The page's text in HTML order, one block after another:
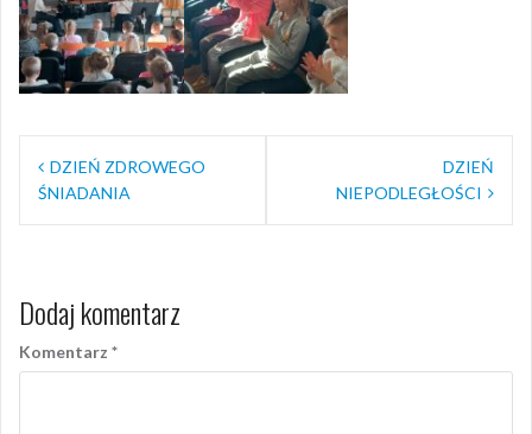
Nawigacja
wpisu
DZIEŃ ZDROWEGO
ŚNIADANIA
DZIEŃ
NIEPODLEGŁOŚCI
Dodaj komentarz
Komentarz *